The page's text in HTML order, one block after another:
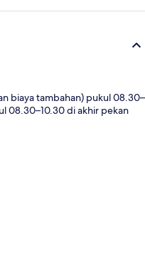
biaya tambahan) pukul 08.30–
08.30–10.30 di akhir pekan